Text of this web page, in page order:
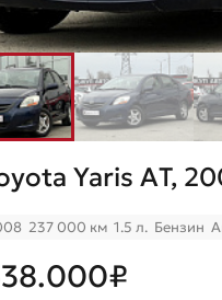
Yaris AТ,
237 000 км 1.5 л. Бензин